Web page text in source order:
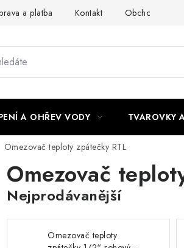
a platba Kontakt Obchodní
A OHŘEV VODY TVAROVKY
Omezovač teploty zpátečky RTL
Omezovač
Nejprodávanější
Omezovač teploty